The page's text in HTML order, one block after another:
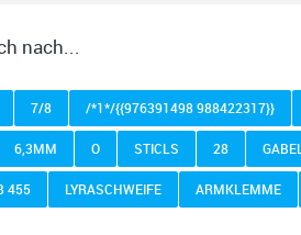
nach...
7/8 /*1*/{{976391498 988422317}}
6,3MM O STICLS 28 GABEL
455 LYRASCHWEIFE ARMKLEMME